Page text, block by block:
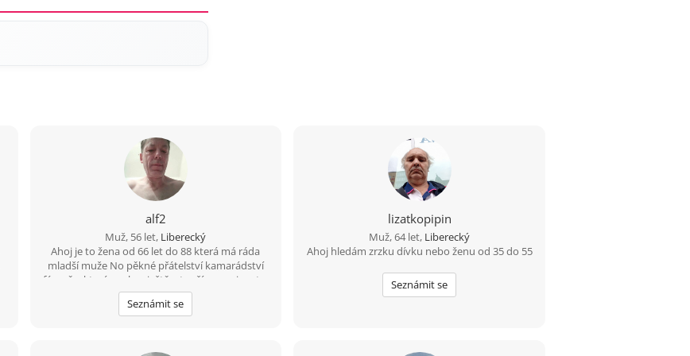
alf2
Muž, 56 let, Liberecký
Ahoj je to žena od 66 let do 88 která má ráda
mladší muže No pěkné přátelství kamarádství
férově a která se chce ještě a touží se spojovat v
jedno tělo mně je 56 nejlépe Jablonec a okolí
blízké
Seznámit se
lizatkopipin
Muž, 64 let, Liberecký
Ahoj hledám zrzku dívku nebo ženu od 35 do 55
Seznámit se